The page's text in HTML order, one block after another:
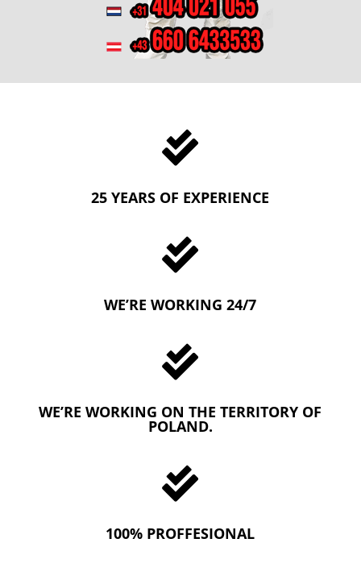

25 YEARS OF EXPERIENCE

WE’RE WORKING 24/7

WE’RE WORKING ON THE TERRITORY OF
POLAND.

100% PROFFESIONAL